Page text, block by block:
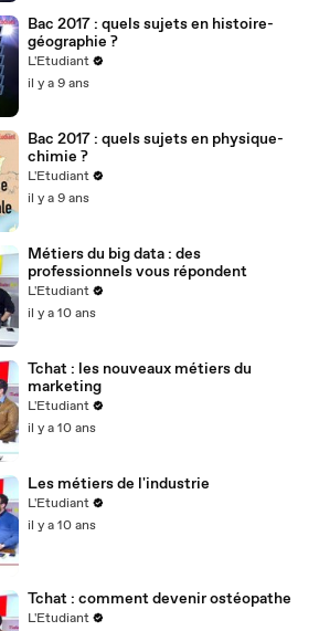
Bac 2017 : quels sujets en histoire-
géographie ?
L'Etudiant
il y a 9 ans
Bac 2017 : quels sujets en physique-
chimie ?
L'Etudiant
il y a 9 ans
Métiers du big data : des
professionnels vous répondent
L'Etudiant
il y a 10 ans
Tchat : les nouveaux métiers du
marketing
L'Etudiant
il y a 10 ans
Les métiers de l'industrie
L'Etudiant
il y a 10 ans
Tchat : comment devenir ostéopathe
L'Etudiant